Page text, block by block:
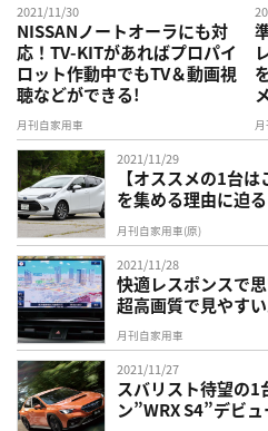
2021/11/30
NISSANノートオーラにも対
応！TV-KITがあればプロパイ
ロット作動中でもTV＆動画視
聴などができる!
月刊自家用車
2021/11/29
【オススメの1台
を集める理由に迫る
月刊自家用車(原)
2021/11/28
快適レスポンスで
超高画質で見やす
月刊自家用車
2021/11/27
スバリスト待望の
ン”WRX S4”デビュ